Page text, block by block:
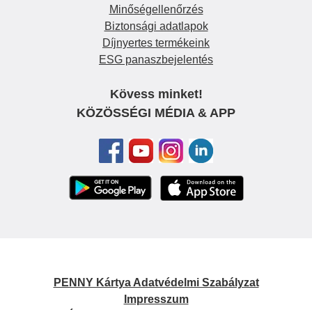
Minőségellenőrzés
Biztonsági adatlapok
Díjnyertes termékeink
ESG panaszbejelentés
Kövess minket!
KÖZÖSSÉGI MÉDIA & APP
PENNY Kártya Adatvédelmi Szabályzat
Impresszum